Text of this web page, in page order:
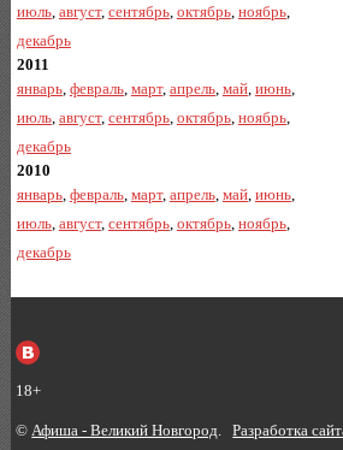
июль, август, сентябрь, октябрь, ноябрь,
декабрь
2011
январь, февраль, март, апрель, май, июнь,
июль, август, сентябрь, октябрь, ноябрь,
декабрь
2010
январь, февраль, март, апрель, май, июнь,
июль, август, сентябрь, октябрь, ноябрь,
декабрь
18+
© Афиша - Великий Новгород .Разработка